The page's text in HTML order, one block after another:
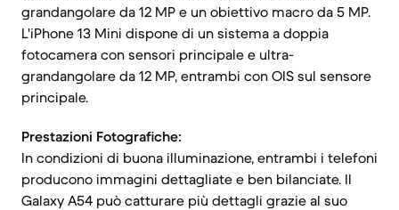
grandangolare da 12 MP e un obiettivo macro da 5 MP.
L'iPhone 13 Mini dispone di un sistema a doppia
fotocamera con sensori principale e ultra-
grandangolare da 12 MP, entrambi con OIS sul sensore
principale.
Prestazioni Fotografiche:
In condizioni di buona illuminazione, entrambi i telefoni
producono immagini dettagliate e ben bilanciate. Il
Galaxy A54 può catturare più dettagli grazie al suo